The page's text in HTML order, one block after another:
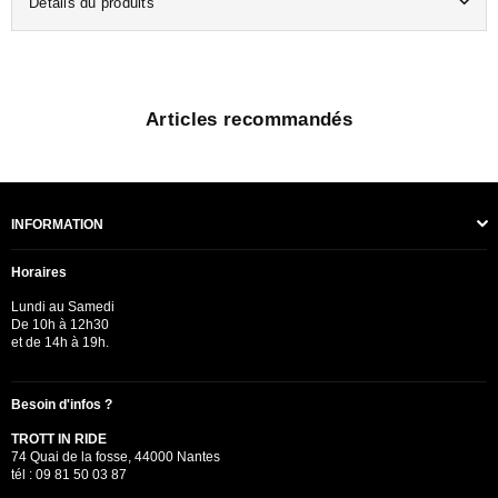
Articles recommandés
INFORMATION
Horaires
Lundi au Samedi
De 10h à 12h30
et de 14h à 19h.
Besoin d'infos ?
TROTT IN RIDE
74 Quai de la fosse, 44000 Nantes
tél : 09 81 50 03 87